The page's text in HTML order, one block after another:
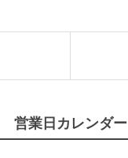
営業日カレンダー